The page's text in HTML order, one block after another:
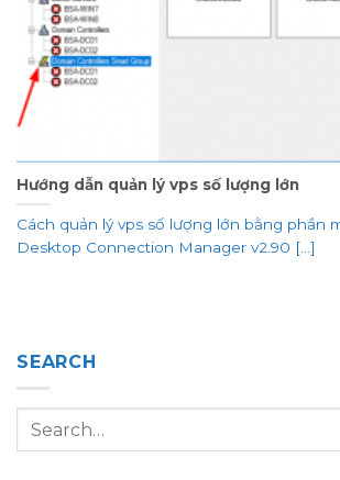
Hướng dẫn quản lý vps số lượng lớn
Cách quản lý vps số lượng lớn bằng phần
Desktop Connection Manager v2.90 [...]
SEARCH